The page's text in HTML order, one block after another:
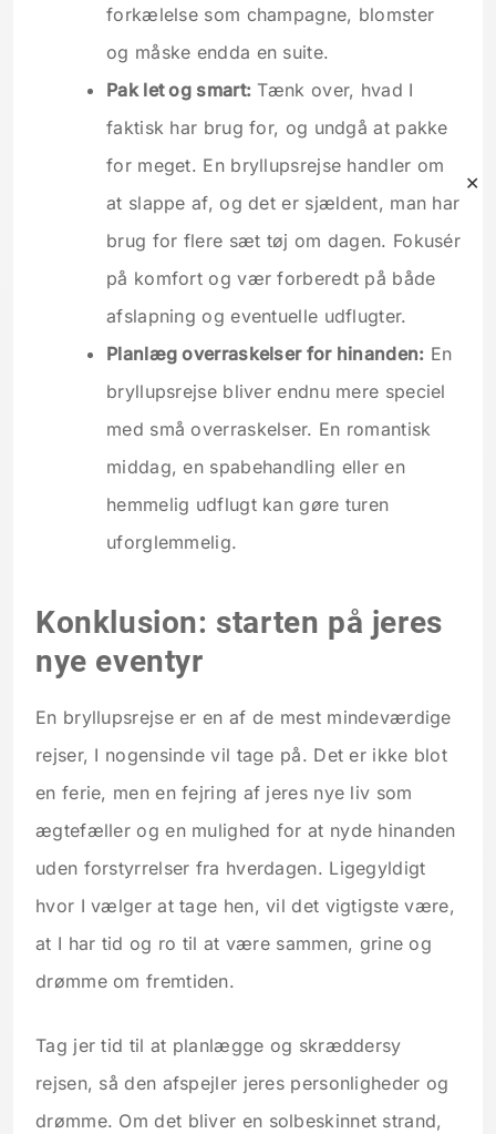
✕
forkælelse som champagne, blomster
og måske endda en suite.
Pak let og smart: Tænk over, hvad I
faktisk har brug for, og undgå at pakke
for meget. En bryllupsrejse handler om
at slappe af, og det er sjældent, man har
brug for flere sæt tøj om dagen. Fokusér
på komfort og vær forberedt på både
afslapning og eventuelle udflugter.
Planlæg overraskelser for hinanden: En
bryllupsrejse bliver endnu mere speciel
med små overraskelser. En romantisk
middag, en spabehandling eller en
hemmelig udflugt kan gøre turen
uforglemmelig.
Konklusion: starten på jeres
nye eventyr
En bryllupsrejse er en af de mest mindeværdige
rejser, I nogensinde vil tage på. Det er ikke blot
en ferie, men en fejring af jeres nye liv som
ægtefæller og en mulighed for at nyde hinanden
uden forstyrrelser fra hverdagen. Ligegyldigt
hvor I vælger at tage hen, vil det vigtigste være,
at I har tid og ro til at være sammen, grine og
drømme om fremtiden.
Tag jer tid til at planlægge og skræddersy
rejsen, så den afspejler jeres personligheder og
drømme. Om det bliver en solbeskinnet strand,